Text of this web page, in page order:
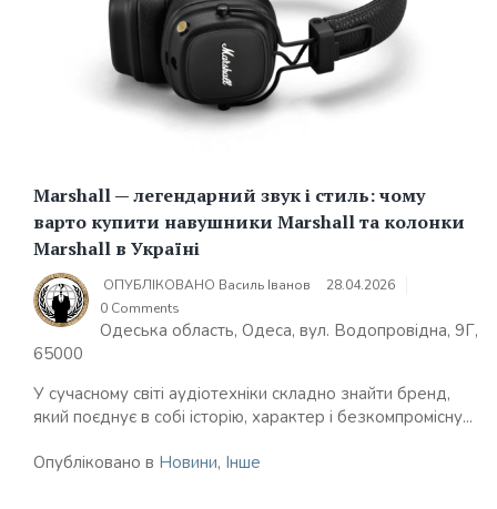
Marshall — легендарний звук і стиль: чому
варто купити навушники Marshall та колонки
Marshall в Україні
ОПУБЛІКОВАНО Василь Іванов
28.04.2026
0 Comments
Одеська область, Одеса, вул. Водопровідна, 9Г,
65000
У сучасному світі аудіотехніки складно знайти бренд,
який поєднує в собі історію, характер і безкомпромісну...
Опубліковано в Новини, Інше